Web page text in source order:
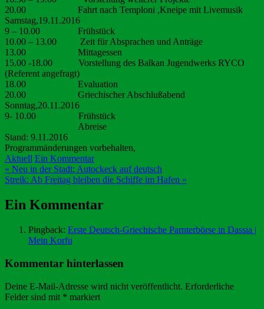
20.00 Fahrt nach Temploni ,Kneipe mit Livemusik
Samstag,19.11.2016
9 – 10.00 Frühstück
10.00 – 13.00 Zeit für Absprachen und Anträge
13.00 Mittagessen
15.00 -18.00 Vorstellung des Balkan Jugendwerks RYCO
(Referent angefragt)
18.00 Evaluation
20.00 Griechischer Abschlußabend
Sonntag,20.11.2016
9- 10.00 Frühstück
Abreise
Stand: 9.11.2016
Programmänderungen vorbehalten,
Aktuell Ein Kommentar
Beitragsnavigation
« Neu in der Stadt: Autockeck auf deutsch
Streik: Ab Freitag bleiben die Schiffe im Hafen »
Ein Kommentar
Pingback: Erste Deutsch-Griechische Parnterbörse in Dassia |
Mein Korfu
Kommentar hinterlassen
Deine E-Mail-Adresse wird nicht veröffentlicht. Erforderliche
Felder sind mit * markiert